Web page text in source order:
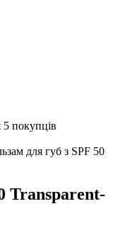
5 покупців
для губ з SPF 50
Transparent-